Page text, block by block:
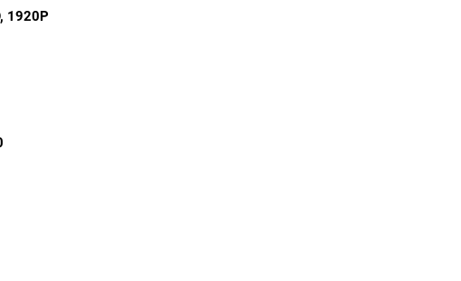
, 1920P